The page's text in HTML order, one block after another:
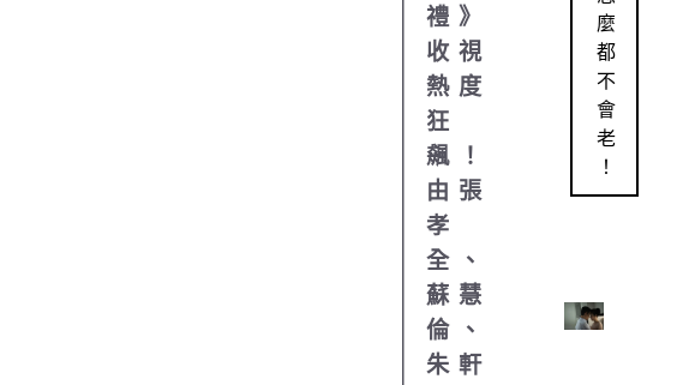
禮》
收視
熱度
狂
飆！
由張
孝
全、
蘇慧
倫、
朱軒
麼
都
不
會
老
！